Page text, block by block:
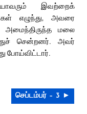
இவற்றைக்
எழுந்து, அவரை
அமைந்திருந்த மலை
சென்றனர். அவர்
போய்விட்டார்.
செப்டம்பர் – 3 ►